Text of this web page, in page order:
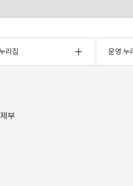
리집 운영 누
부